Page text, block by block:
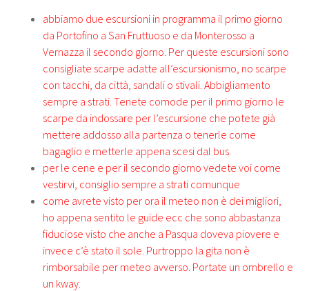
abbiamo due escursioni in programma il primo giorno
da Portofino a San Fruttuoso e da Monterosso a
Vernazza il secondo giorno. Per queste escursioni sono
consigliate scarpe adatte all’escursionismo, no scarpe
con tacchi, da città, sandali o stivali. Abbigliamento
sempre a strati. Tenete comode per il primo giorno le
scarpe da indossare per l’escursione che potete già
mettere addosso alla partenza o tenerle come
bagaglio e metterle appena scesi dal bus.
per le cene e per il secondo giorno vedete voi come
vestirvi, consiglio sempre a strati comunque
come avrete visto per ora il meteo non è dei migliori,
ho appena sentito le guide ecc che sono abbastanza
fiduciose visto che anche a Pasqua doveva piovere e
invece c’è stato il sole. Purtroppo la gita non è
rimborsabile per meteo avverso. Portate un ombrello e
un kway.